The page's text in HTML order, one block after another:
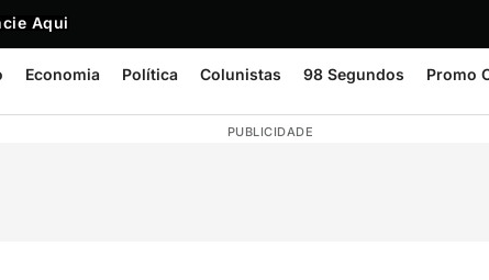
Aqui
Economia Política Colunistas 98 Segundos Promo
PUBLICIDADE